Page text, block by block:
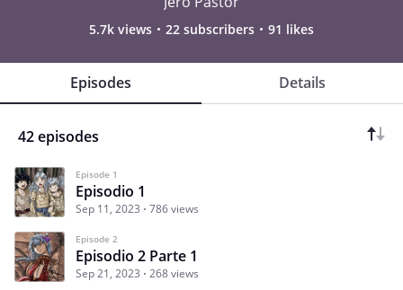
5.7k views 22 subscribers 91 likes
Episodes Details
42 episodes
Episode 1
Episodio 1
Sep 11, 2023 786 views
Episode 2
Episodio 2 Parte 1
Sep 21, 2023 268 views